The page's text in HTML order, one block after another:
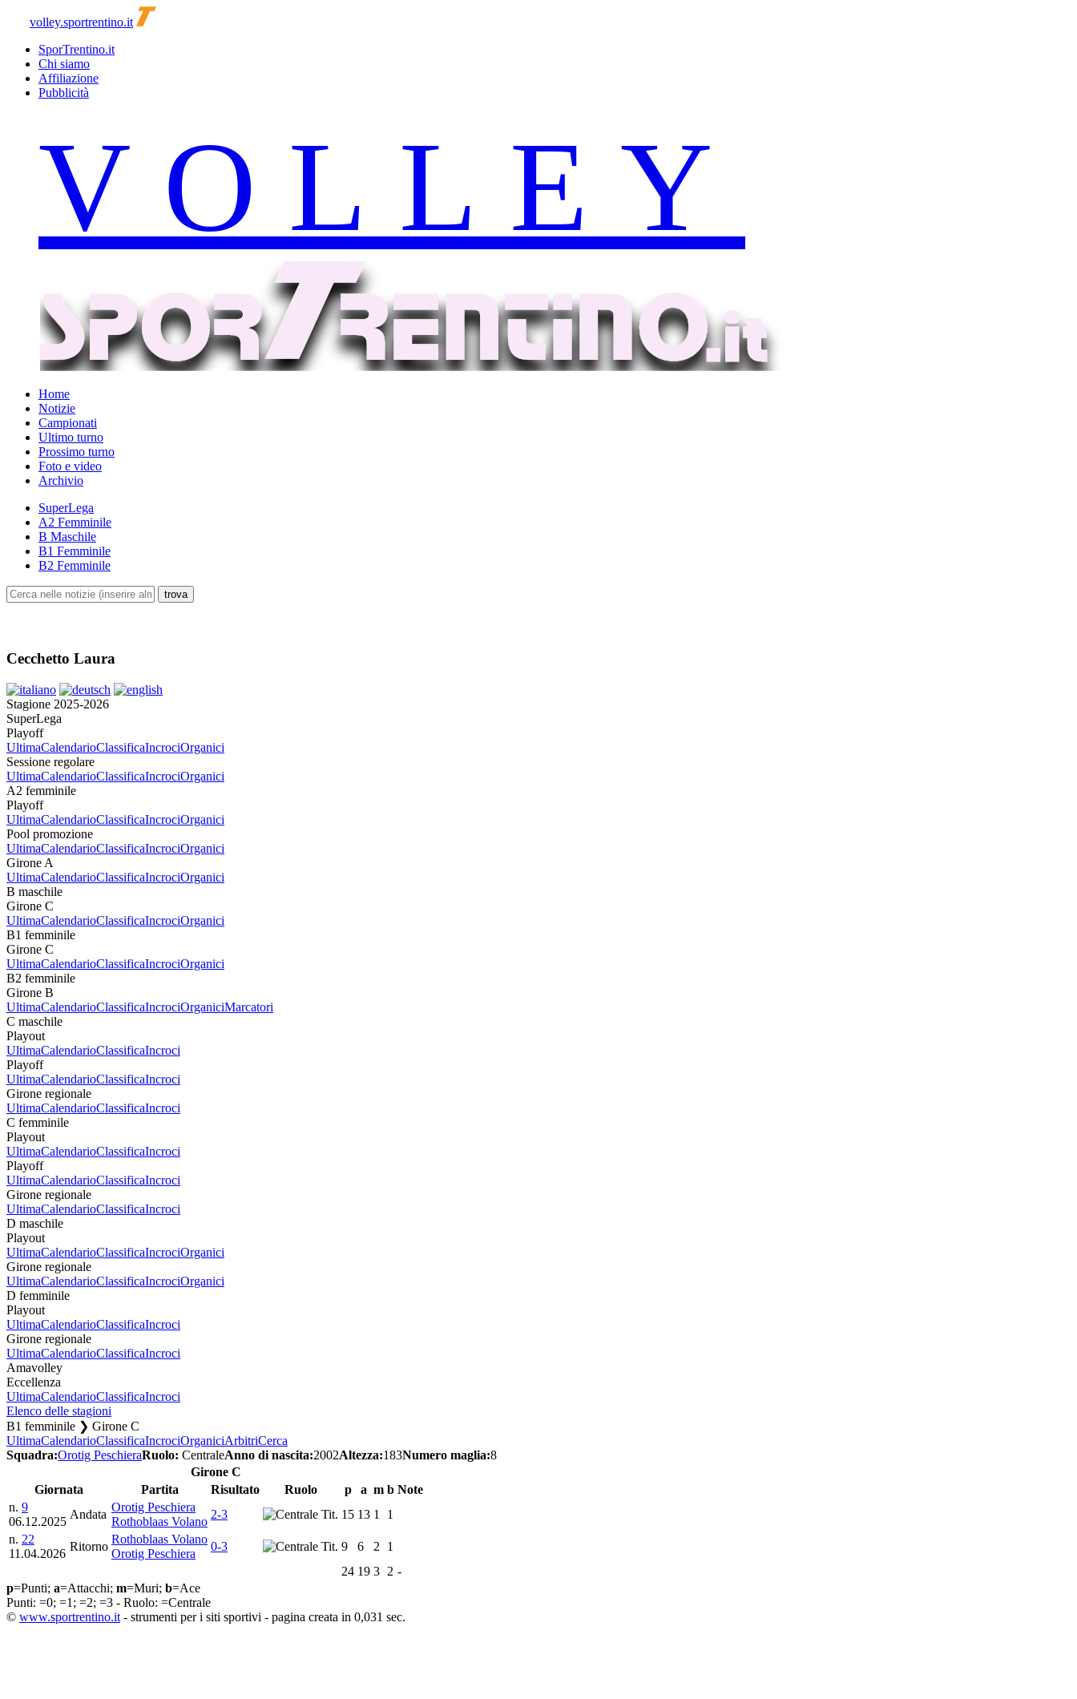
volley.sportrentino.it
SporTrentino.it
Chi siamo
Affiliazione
Pubblicità
Home
Notizie
Campionati
Ultimo turno
Prossimo turno
Foto e video
Archivio
SuperLega
A2 Femminile
B Maschile
B1 Femminile
B2 Femminile
Cecchetto Laura
Stagione 2025-2026
SuperLega
Playoff
UltimaCalendarioClassificaIncrociOrganici
Sessione regolare
UltimaCalendarioClassificaIncrociOrganici
A2 femminile
Playoff
UltimaCalendarioClassificaIncrociOrganici
Pool promozione
UltimaCalendarioClassificaIncrociOrganici
Girone A
UltimaCalendarioClassificaIncrociOrganici
B maschile
Girone C
UltimaCalendarioClassificaIncrociOrganici
B1 femminile
Girone C
UltimaCalendarioClassificaIncrociOrganici
B2 femminile
Girone B
UltimaCalendarioClassificaIncrociOrganiciMarcatori
C maschile
Playout
UltimaCalendarioClassificaIncroci
Playoff
UltimaCalendarioClassificaIncroci
Girone regionale
UltimaCalendarioClassificaIncroci
C femminile
Playout
UltimaCalendarioClassificaIncroci
Playoff
UltimaCalendarioClassificaIncroci
Girone regionale
UltimaCalendarioClassificaIncroci
D maschile
Playout
UltimaCalendarioClassificaIncrociOrganici
Girone regionale
UltimaCalendarioClassificaIncrociOrganici
D femminile
Playout
UltimaCalendarioClassificaIncroci
Girone regionale
UltimaCalendarioClassificaIncroci
Amavolley
Eccellenza
UltimaCalendarioClassificaIncroci
Elenco delle stagioni
B1 femminile ❯ Girone C
UltimaCalendarioClassificaIncrociOrganiciArbitriCerca
Squadra:Orotig PeschieraRuolo: CentraleAnno di nascita:2002Altezza:183Numero maglia:8
Girone C
Giornata
Partita Risultato Ruolo p a m b Note
n. 9
06.12.2025
Andata
Orotig Peschiera
Rothoblaas Volano
2-3 Tit. 15 13 1
1
n. 22
11.04.2026
Ritorno
Rothoblaas Volano
Orotig Peschiera
0-3 Tit. 9 6 2
1
24 19 3 2 -
p=Punti; a=Attacchi; m=Muri; b=Ace
Punti: =0; =1; =2; =3 - Ruolo: =Centrale
© www.sportrentino.it - strumenti per i siti sportivi - pagina creata in 0,031 sec.